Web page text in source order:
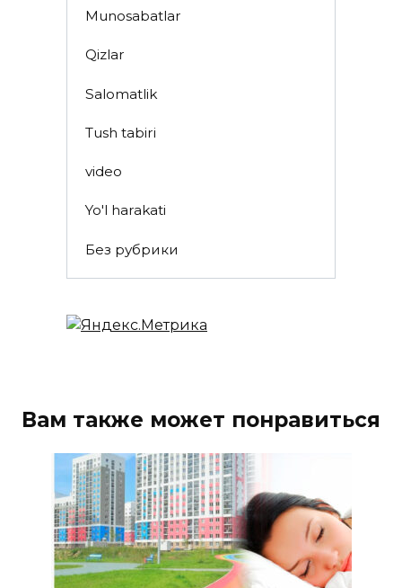
Munosabatlar
Qizlar
Salomatlik
Tush tabiri
video
Yo'l harakati
Без рубрики
Вам также может понравиться